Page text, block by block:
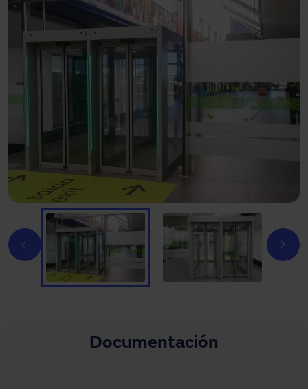
Documentación